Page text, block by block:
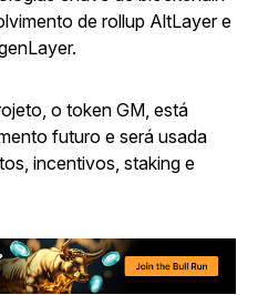
de rollup AltLayer e
o token GM, está
futuro e será usada
incentivos, staking e